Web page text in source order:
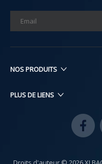
NOS PRODUITS​​​​​​​
PLUS DE LIENS